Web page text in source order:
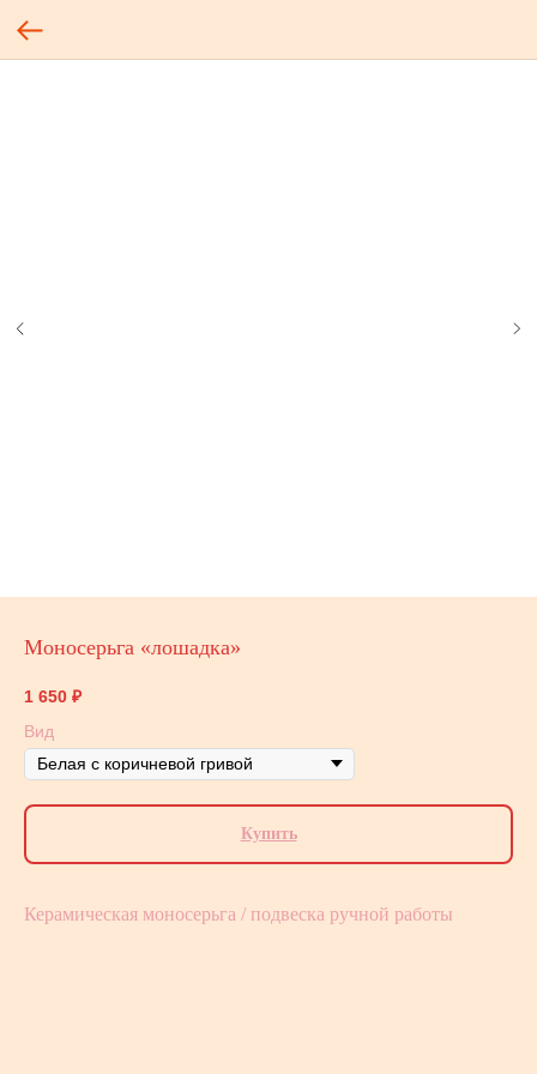
Моносерьга «лошадка»
1 650 ₽
Вид
Купить
Керамическая моносерьга / подвеска ручной работы